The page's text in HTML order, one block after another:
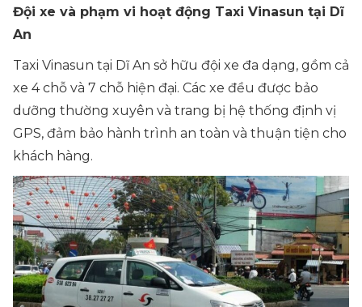
Đội xe và phạm vi hoạt động Taxi Vinasun tại Dĩ
An
Taxi Vinasun tại Dĩ An sở hữu đội xe đa dạng, gồm cả
xe 4 chỗ và 7 chỗ hiện đại. Các xe đều được bảo
dưỡng thường xuyên và trang bị hệ thống định vị
GPS, đảm bảo hành trình an toàn và thuận tiện cho
khách hàng.